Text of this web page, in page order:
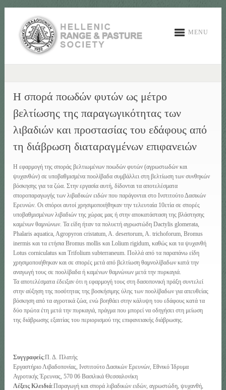
MENU
Η σπορά ποωδών φυτών ως μέτρο
βελτίωσης της παραγωγικότητας των
λιβαδιών και προστασίας του εδάφους από
τη διάβρωση διαταραγμένων επιφανειών
Η εφαρμογή της σποράς βελτιωμένων ποωδών φυτών (αγρωστωδών και
ψυχανθών) σε υποβαθμισμένα ποολίβαδα συμβάλλει στη βελτίωση των συνθηκών
βόσκησης για τα ζώα. Στην εργασία αυτή, δίδονται τα αποτελέσματα
σποροπαραγωγής των λιβαδικών ειδών που παράγονται στο Ινστιτούτο Δασικών
Ερευνών. Οι σπόροι αυτοί χρησιμοποιήθηκαν την τελευταία 10ετία σε σπορές
υποβαθμισμένων λιβαδιών της χώρας μας ή στην αποκατάσταση της βλάστησης
καμένων θαμνώνων. Τα είδη ήταν τα πολυετή αγρωστώδη Dactylis glomerata,
Phalaris aquatica, Agropyron cristatum, A. desertorum, A. trichoforum, Bromus
inermis και τα ετήσια Bromus mollis και Lolium rigidum, καθώς και τα ψυχανθή
Lotus corniculatus και Trifolium subterraneum. Πολλά από τα παραπάνω είδη
χρησιμοποιήθηκαν και σε σπορές μετά από βελτίωση θαμνολίβαδων κατά την
αναγωγή τους σε ποολίβαδα ή καμένων θαμνώνων μετά την πυρκαγιά.
Τα αποτελέσματα έδειξαν ότι η εφαρμογή τους στη δασοπονική πράξη συντελεί
στην αύξηση της ποσότητας της βοσκήσιμης ύλης των ποολίβαδων για απευθείας
βόσκηση από τα αγροτικά ζώα, ενώ βοηθάει στην κάλυψη του εδάφους κατά τα
δύο πρώτα έτη μετά την πυρκαγιά, πράγμα που μπορεί να οδηγήσει στη μείωση
της διάβρωσης εξαιτίας του περιορισμού της επιφανειακής διάβρωσης.
Συγγραφείς:Π. Δ. Πλατής
Εργαστήριο Λιβαδοπονίας, Ινστιτούτο Δασικών Ερευνών, Εθνικό Ίδρυμα
Αγροτικής Έρευνας, 570 06 Βασιλικά Θεσσαλονίκη
Λέξεις Κλειδιά:Παραγωγή και σπορά λιβαδικών ειδών, αγρωστώδη, ψυχανθή,